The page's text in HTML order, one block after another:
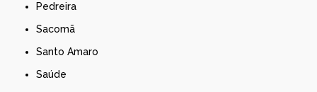
Pedreira
Sacomã
Santo Amaro
Saúde